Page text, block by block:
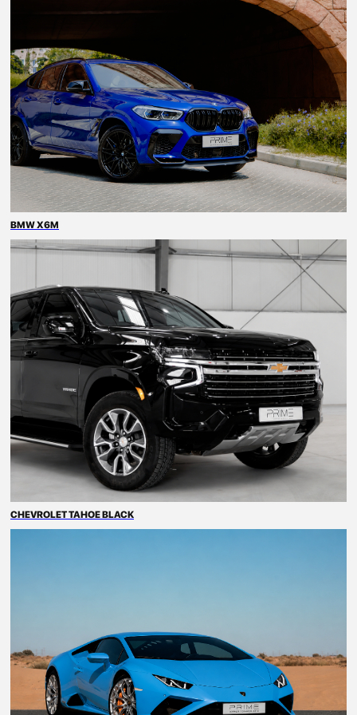
BMW X6M
CHEVROLET TAHOE BLACK
Я согласен сполитикой конфиденциальности
отправить
Дубаи Интернешнл Эйрпорт,
АДРЕС
Автопарк
Как проходит аренда
Частые вопросы
Контакты
Блог